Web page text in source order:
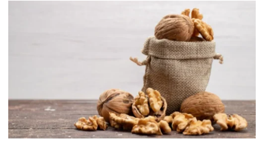
3
अगस्त
को
कीमतों
में
तेजी;
जानिए
बढ़ोतरी
की
वजह